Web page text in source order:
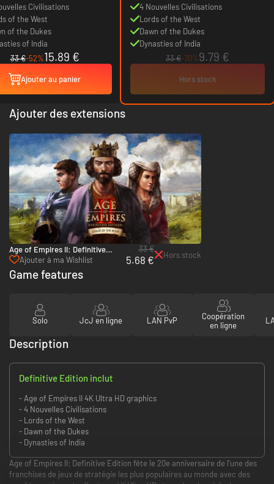
Civilisations
of the West
of the Dukes
of India
33 €-52%15.89 €
Ajouter au panier
graphics
4 Nouvelles Civilisations
Lords of the West
Dawn of the Dukes
Dynasties of India
33 €-70%9.79 €
Hors stock
Ajouter des extensions
Age of Empires II: Definitive
Edition - Lords of the West - PC
(Microsoft Store)
Ajouter à ma Wishlist
33 €
5.68 € Hors stock
Game features
Solo JcJ en ligne LAN PvP
Coopération
en ligne
Description
Definitive Edition inclut
- Age of Empires II 4K Ultra HD graphics
- 4 Nouvelles Civilisations
- Lords of the West
- Dawn of the Dukes
- Dynasties of India
Age of Empires II: Definitive Edition fête le 20e anniversaire de l'une des
franchises de jeux de stratégie les plus populaires au monde avec des